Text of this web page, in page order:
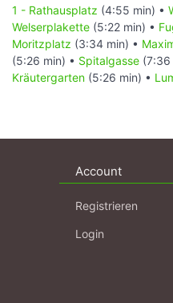
1 - Rathausplatz (4:55 min) •
Welserplakette (5:22 min) •
Moritzplatz (3:34 min) •
(5:26 min) • Spitalgasse (7:36
Kräutergarten (5:26 min) •
Account
Registrieren
Login